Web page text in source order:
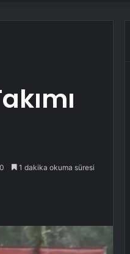
0 1 dakika okuma süresi